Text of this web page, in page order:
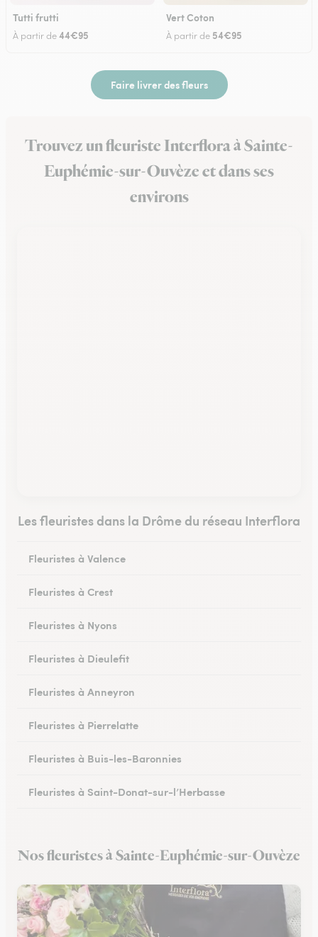
Tutti frutti
À partir de44€95
Vert Coton
À partir de 54€95
Faire livrer des fleurs
Trouvez un fleuriste Interflora à Sainte-
Euphémie-sur-Ouvèze et dans ses
environs
Les fleuristes dans la Drôme du réseau Interflora
Fleuristes à Valence
Fleuristes à Crest
Fleuristes à Nyons
Fleuristes à Dieulefit
Fleuristes à Anneyron
Fleuristes à Pierrelatte
Fleuristes à Buis-les-Baronnies
Fleuristes à Saint-Donat-sur-l’Herbasse
Fleuristes à Portes-lès-Valence
Nos fleuristes à Sainte-Euphémie-sur-Ouvèze